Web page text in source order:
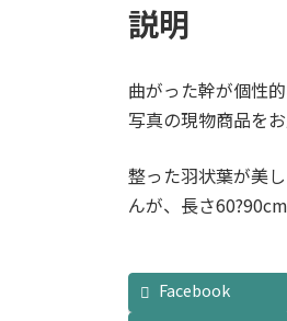
説明
曲がった幹が個性
写真の現物商品をお
整った羽状葉が美
んが、長さ
Facebook